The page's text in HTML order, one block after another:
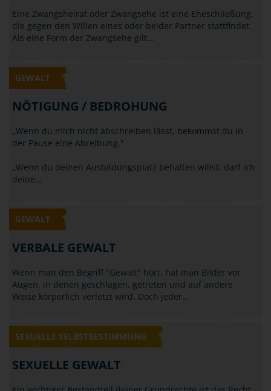
GEWALT
ZWANGSHEIRAT
Eine Zwangsheirat oder Zwangsehe ist eine Eheschließung,
die gegen den Willen eines oder beider Partner stattfindet.
Als eine Form der Zwangsehe gilt…
GEWALT
„Wenn du mich nicht abschreiben lässt, bekommst du in
„Wenn du deinen Ausbildungsplatz behalten willst, darf ich
deine…
GEWALT
VERBALE GEWALT
Wenn man den Begriff "Gewalt" hört, hat man Bilder vor
Augen, in denen geschlagen, getreten und auf andere
Weise körperlich verletzt wird. Doch jeder…
SEXUELLE SELBSTBESTIMMUNG